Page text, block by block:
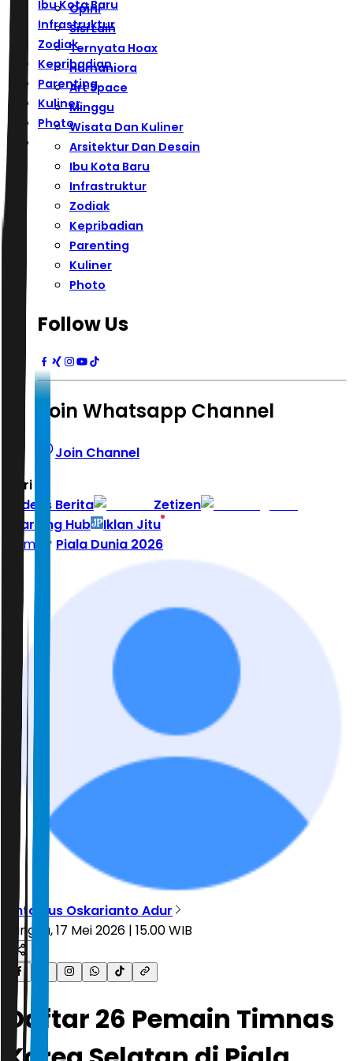
Ibu Kota Baru
Infrastruktur
Zodiak
Kepribadian
Parenting
Kuliner
Photo
Opini
Sisi Lain
Ternyata Hoax
Humaniora
Art Space
Minggu
Wisata Dan Kuliner
Arsitektur Dan Desain
Ibu Kota Baru
Infrastruktur
Zodiak
Kepribadian
Parenting
Kuliner
Photo
Follow Us
Join Whatsapp Channel
Join Channel
Hari ini
Indeks Berita
Zetizen
Learning Hub
Iklan Jitu
Home
Piala Dunia 2026
Antonius Oskarianto Adur
Minggu, 17 Mei 2026 | 15.00 WIB
Daftar 26 Pemain Timnas